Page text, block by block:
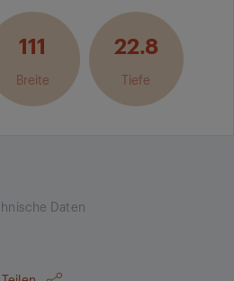
111
Breite
22.8
Tiefe
Daten